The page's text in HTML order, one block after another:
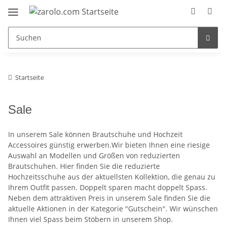
Startseite
Sale
In unserem Sale können Brautschuhe und Hochzeit
Accessoires günstig erwerben.Wir bieten Ihnen eine riesige
Auswahl an Modellen und Größen von reduzierten
Brautschuhen. Hier finden Sie die reduzierte
Hochzeitsschuhe aus der aktuellsten Kollektion, die genau zu
Ihrem Outfit passen. Doppelt sparen macht doppelt Spass.
Neben dem attraktiven Preis in unserem Sale finden Sie die
aktuelle Aktionen in der Kategorie "Gutschein". Wir wünschen
Ihnen viel Spass beim Stöbern in unserem Shop.